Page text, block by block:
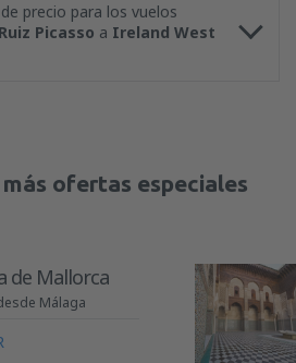
precio para los vuelos
Picasso a Ireland West
ofertas especiales
de Mallorca
Málaga